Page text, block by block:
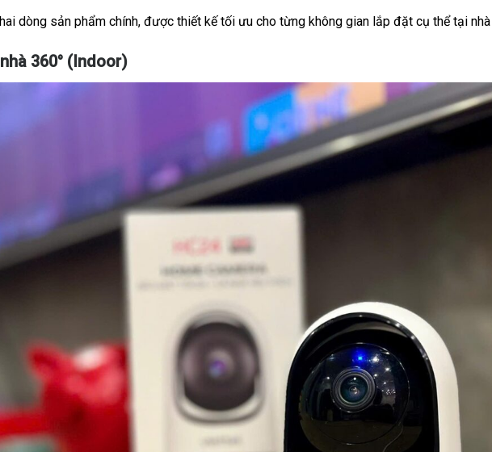
dòng sản phẩm chính, được thiết kế tối ưu cho từng không gian lắp đặt cụ thể tại
360° (Indoor)